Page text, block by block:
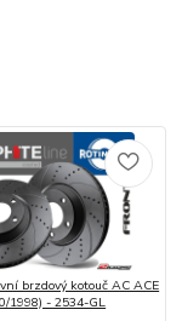
brzdový kotouč AC ACE
1998) - 2534-GL